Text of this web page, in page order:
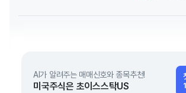
AI가 알려주는 매매신호와 종목추천!
미국주식은 초이스스탁US